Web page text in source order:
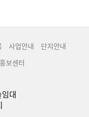
사업안내
단지안내
홍보센터
대